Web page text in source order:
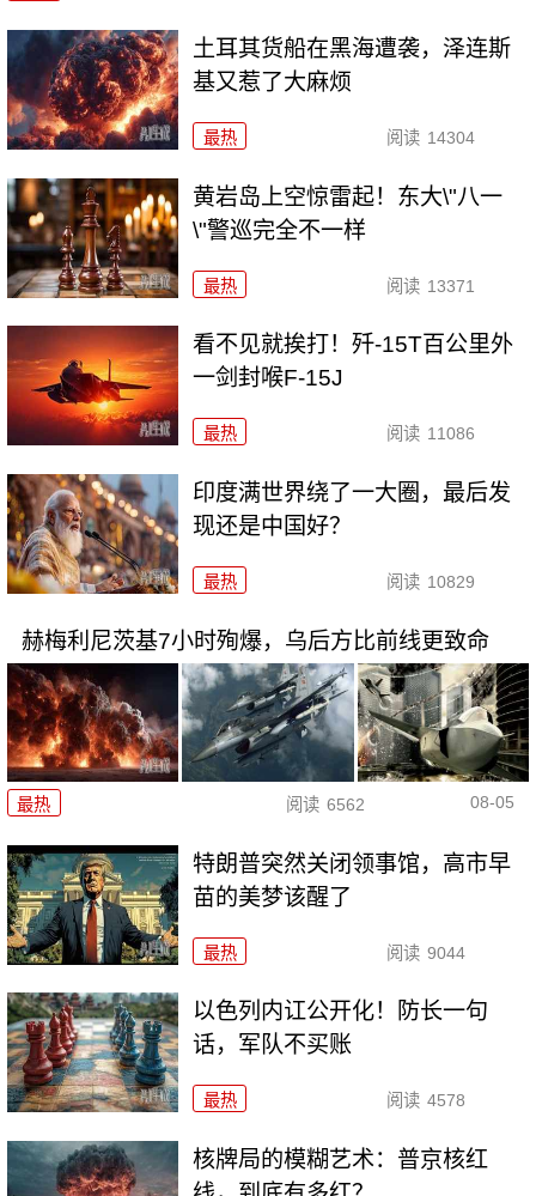
土耳其货船在黑海遭袭，泽连斯
基又惹了大麻烦
最热 阅读 14304
黄岩岛上空惊雷起！东大\"八一
\"警巡完全不一样
最热 阅读 13371
看不见就挨打！歼-15T百公里外
一剑封喉F-15J
最热 阅读 11086
印度满世界绕了一大圈，最后发
现还是中国好？
最热 阅读 10829
赫梅利尼茨基7小时殉爆，乌后方比前线更致命
最热 阅读 6562 08-05
特朗普突然关闭领事馆，高市早
苗的美梦该醒了
最热 阅读 9044
以色列内讧公开化！防长一句
话，军队不买账
最热 阅读 4578
核牌局的模糊艺术：普京核红